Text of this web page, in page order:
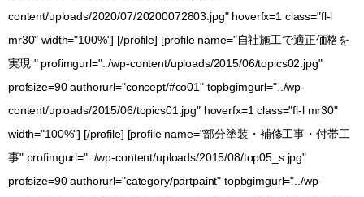
content/uploads/2020/07/20200072803.jpg" hoverfx=1 class="fl-l
mr30" width="100%"] [/profile] [profile name="自社施工で適正価格を
実現 " profimgurl="../wp-content/uploads/2015/06/topics02.jpg"
profsize=90 authorurl="concept/#co01" topbgimgurl="../wp-
content/uploads/2015/06/topics01.jpg" hoverfx=1 class="fl-l mr30"
width="100%"] [/profile] [profile name="部分塗装・補修工事・付帯工
事" profimgurl="../wp-content/uploads/2015/08/top05_s.jpg"
profsize=90 authorurl="category/partpaint" topbgimgurl="../wp-